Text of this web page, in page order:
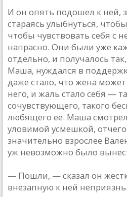
И он опять подошел к ней,
стараясь улыбнуться,
чтобы чувствовать себя с
напрасно. Они были уже
отдельно, и получалось
Маша, нуждался в
даже стало, что жена может
него, и жаль стало себя —
сочувствующего, такого
любящего ее. Маша
уловимой усмешкой, отчего
значительно взрослее
уж невозможно было
— Пошли, — сказал он
внезапную к ней неприязнь.